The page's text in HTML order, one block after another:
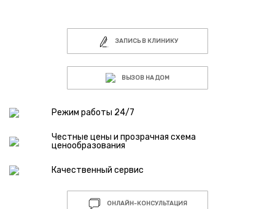
ЗАПИСЬ В КЛИНИКУ
ВЫЗОВ НА ДОМ
Режим работы 24/7
Честные цены и прозрачная схема
ценообразования
Качественный сервис
ОНЛАЙН-КОНСУЛЬТАЦИЯ